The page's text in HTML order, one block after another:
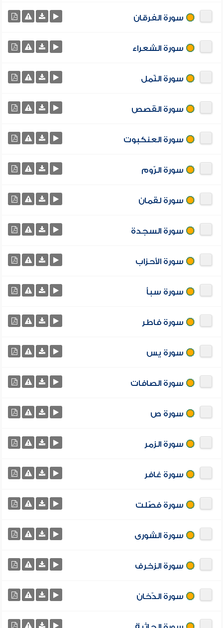
سورة الفرقان
سورة الشعراء
سورة النّمل
سورة القصص
سورة العنكبوت
سورة الرّوم
سورة لقمان
سورة السجدة
سورة الأحزاب
سورة سبأ
سورة فاطر
سورة يس
سورة الصافات
سورة ص
سورة الزمر
سورة غافر
سورة فصّلت
سورة الشورى
سورة الزخرف
سورة الدّخان